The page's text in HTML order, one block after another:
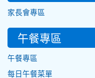
家長會專區
午餐專區
午餐專區
每日午餐菜單